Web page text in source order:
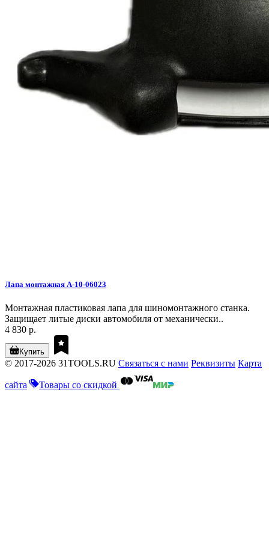
Лапа монтажная A-10-06023
Монтажная пластиковая лапа для шиномонтажного станка.
Защищает литые диски автомобиля от механически..
4 830 р.
Купить
© 2017-2026 31TOOLS.RU Связаться с нами Реквизиты Карта
сайта Товары со скидкой